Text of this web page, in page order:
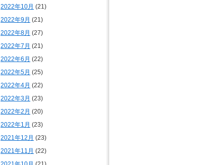
2022年10月 (21)
2022年9月 (21)
2022年8月 (27)
2022年7月 (21)
2022年6月 (22)
2022年5月 (25)
2022年4月 (22)
2022年3月 (23)
2022年2月 (20)
2022年1月 (23)
2021年12月 (23)
2021年11月 (22)